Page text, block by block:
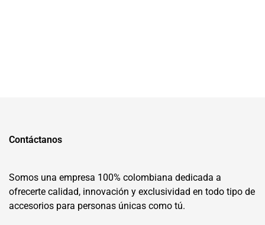
Contáctanos
Somos una empresa 100% colombiana dedicada a
ofrecerte calidad, innovación y exclusividad en todo tipo de
accesorios para personas únicas como tú.